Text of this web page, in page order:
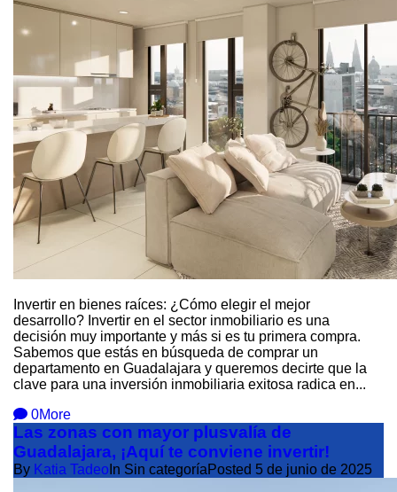
Invertir en bienes raíces: ¿Cómo elegir el mejor
desarrollo? Invertir en el sector inmobiliario es una
decisión muy importante y más si es tu primera compra.
Sabemos que estás en búsqueda de comprar un
departamento en Guadalajara y queremos decirte que la
clave para una inversión inmobiliaria exitosa radica en...
0More
Las zonas con mayor plusvalía de
Guadalajara, ¡Aquí te conviene invertir!
By Katia Tadeo In Sin categoríaPosted 5 de junio de 2025